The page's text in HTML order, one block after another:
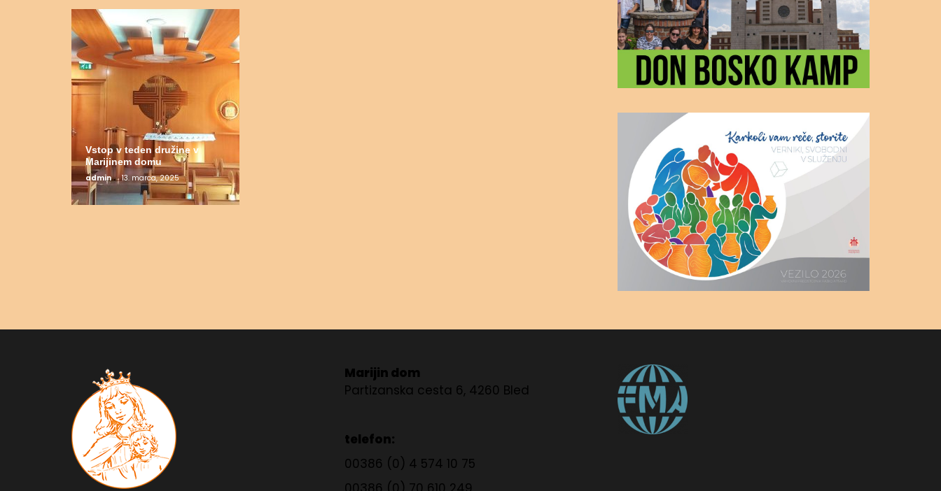
Vstop v teden družine v
Marijinem domu
admin 13. marca, 2025
Marijin dom
Partizanska cesta 6, 4260 Bled
telefon:
00386 (0) 4 574 10 75